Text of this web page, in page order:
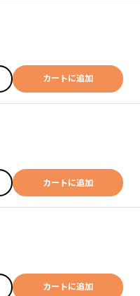
カートに追加
カートに追加
カートに追加